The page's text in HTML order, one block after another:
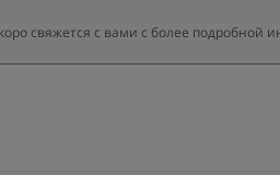
свяжется с вами с более подробной